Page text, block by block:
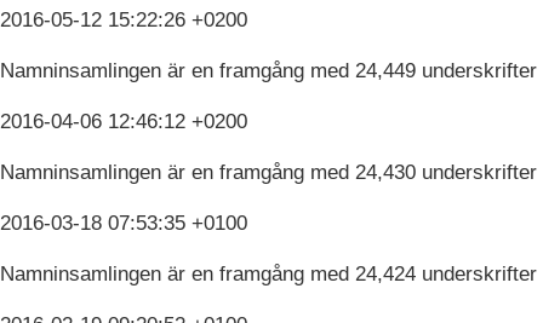
2016-05-12 15:22:26 +0200
Namninsamlingen är en framgång med 24,449 underskrifter
2016-04-06 12:46:12 +0200
Namninsamlingen är en framgång med 24,430 underskrifter
2016-03-18 07:53:35 +0100
Namninsamlingen är en framgång med 24,424 underskrifter